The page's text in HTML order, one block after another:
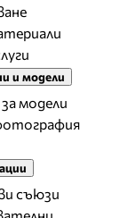
и модели
модели
съюзи